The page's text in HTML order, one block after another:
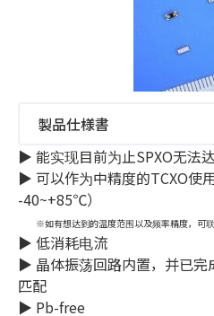
製品仕様書
▶︎ 能实现目前为止SPXO无法
▶︎ 可以作为中精度的TCXO
-40~+85℃）
※如有想达到的温度范围以及频率精度，可
▶︎ 低消耗电流
▶︎ 晶体振荡回路内置，并已完
匹配
▶︎ Pb-free